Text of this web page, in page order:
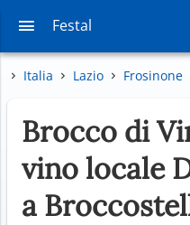
Festal
Italia Lazio Frosinone
Brocco di
vino locale
a